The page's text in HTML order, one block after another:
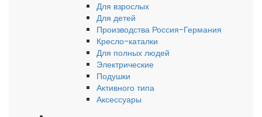
Для взрослых
Для детей
Производства Россия-Германия
Кресло-каталки
Для полных людей
Электрические
Подушки
Активного типа
Аксессуары